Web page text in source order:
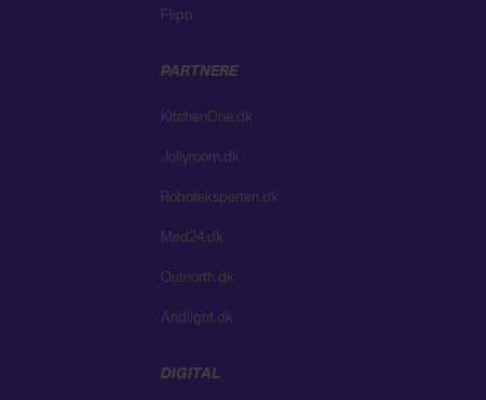
Flipp
PARTNERE
KitchenOne.dk
Jollyroom.dk
Roboteksperten.dk
Med24.dk
Outnorth.dk
Andlight.dk
DIGITAL